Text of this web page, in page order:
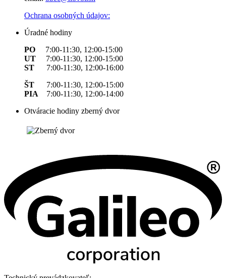
Ochrana osobných údajov:
Úradné hodiny
PO 7:00-11:30, 12:00-15:00
UT 7:00-11:30, 12:00-15:00
ST 7:00-11:30, 12:00-16:00
ŠT 7:00-11:30, 12:00-15:00
PIA 7:00-11:30, 12:00-14:00
Otváracie hodiny zberný dvor